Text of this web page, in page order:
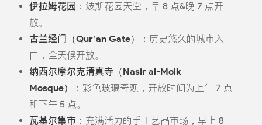
伊拉姆花园 ：波斯花园天堂，早 8 点&晚 7 点开
放。
古兰经门（Qur’an Gate）
：历史悠久的城市入
口，全天候开放。
纳西尔摩尔克清真寺（Nasir al-Molk
Mosque）
：彩色玻璃奇观，开放时间为上午 7 点
和下午 5 点。
瓦基尔集市：充满活力的手工艺品市场，早上 8